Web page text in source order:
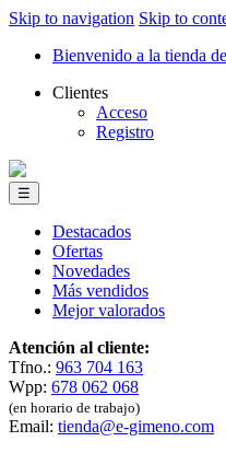
Skip to navigation Skip to
Bienvenido a la tienda
Clientes
Acceso
Registro
☰
Destacados
Ofertas
Novedades
Más vendidos
Mejor valorados
Atención al cliente:
Tfno.: 963 704 163
Wpp: 678 062 068
(en horario de trabajo)
Email: tienda@e-gimeno.com